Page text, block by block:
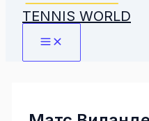
TENNIS WORLD